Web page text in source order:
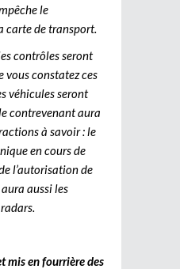
le
carte de transport.
contrôles seront
vous constatez ces
véhicules seront
contrevenant aura
à savoir : le
en cours de
l’autorisation de
aussi les
mis en fourrière des